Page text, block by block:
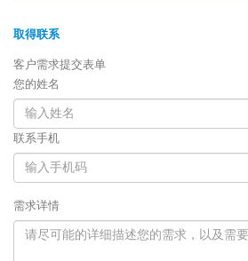
取得联系
客户需求提交表单
您的姓名
联系手机
需求详情